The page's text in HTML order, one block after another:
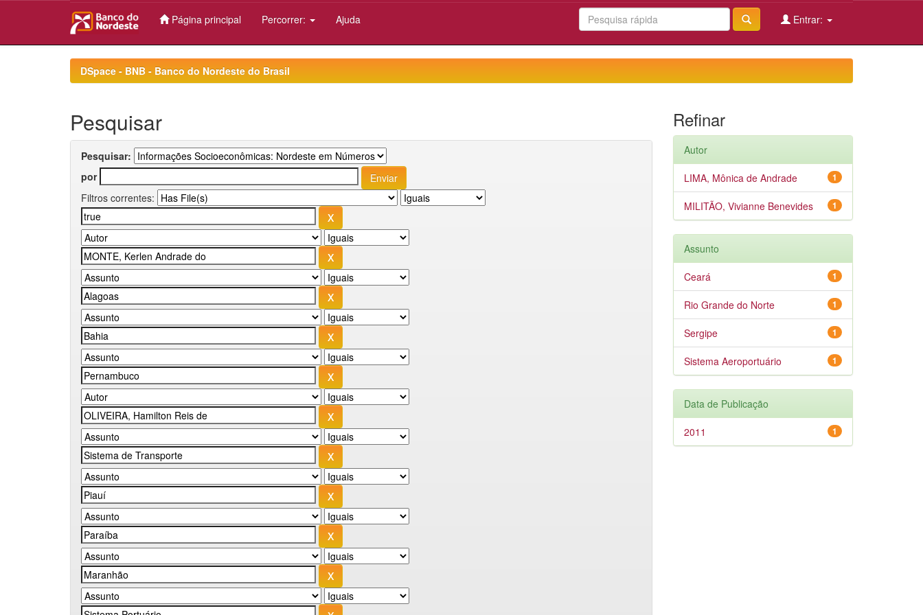
Página principal Percorrer: Ajuda Entrar:
DSpace - BNB - Banco do Nordeste do Brasil
Pesquisar
Pesquisar:
por
Filtros correntes:
Refinar
Autor
1
LIMA, Mônica de Andrade
1
MILITÃO, Vivianne Benevides
Assunto
1
Ceará
1
Rio Grande do Norte
1
Sergipe
1
Sistema Aeroportuário
Data de Publicação
1
2011